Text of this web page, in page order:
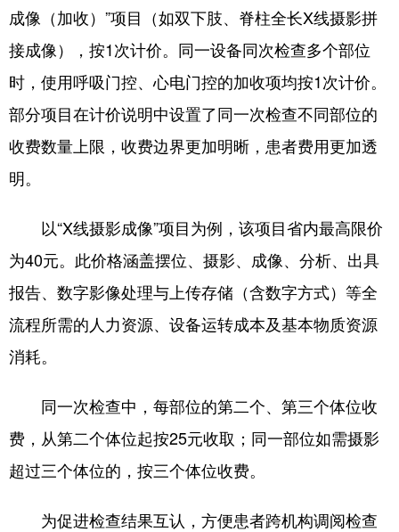
成像（加收）”项目（如双下肢、脊柱全长X线摄影拼
接成像），按1次计价。同一设备同次检查多个部位
时，使用呼吸门控、心电门控的加收项均按1次计价。
部分项目在计价说明中设置了同一次检查不同部位的
收费数量上限，收费边界更加明晰，患者费用更加透
明。
以“X线摄影成像”项目为例，该项目省内最高限价
为40元。此价格涵盖摆位、摄影、成像、分析、出具
报告、数字影像处理与上传存储（含数字方式）等全
流程所需的人力资源、设备运转成本及基本物质资源
消耗。
同一次检查中，每部位的第二个、第三个体位收
费，从第二个体位起按25元收取；同一部位如需摄影
超过三个体位的，按三个体位收费。
为促进检查结果互认，方便患者跨机构调阅检查